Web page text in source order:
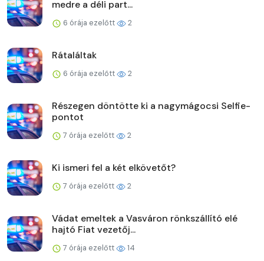
medre a déli part...
6 órája ezelőtt 2
Rátaláltak
6 órája ezelőtt 2
Részegen döntötte ki a nagymágocsi Selfie-
pontot
7 órája ezelőtt 2
Ki ismeri fel a két elkövetőt?
7 órája ezelőtt 2
Vádat emeltek a Vasváron rönkszállító elé
hajtó Fiat vezetőj...
7 órája ezelőtt 14